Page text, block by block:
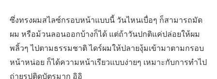
ซึ่งทรงผมสไลซ์กรอบหน้าแบบนี้ วันไหนเบื่อๆ ก็สามารถมัด
ผม หรือม้วนลอนออกบ้างก็ได้ แต่ถ้าวันปกติแค่ปล่อยให้ผม
พลิ้วๆ ไปตามธรรมชาติ ไดร์ผมให้ปลายงุ้มเข้ามาตามกรอบ
หน้าหน่อย ก็ได้ความหน้าเรียวแบบง่ายๆ เหมาะกับการทำไป
ถ่ายรูปติดบัตรมาก อิอิ